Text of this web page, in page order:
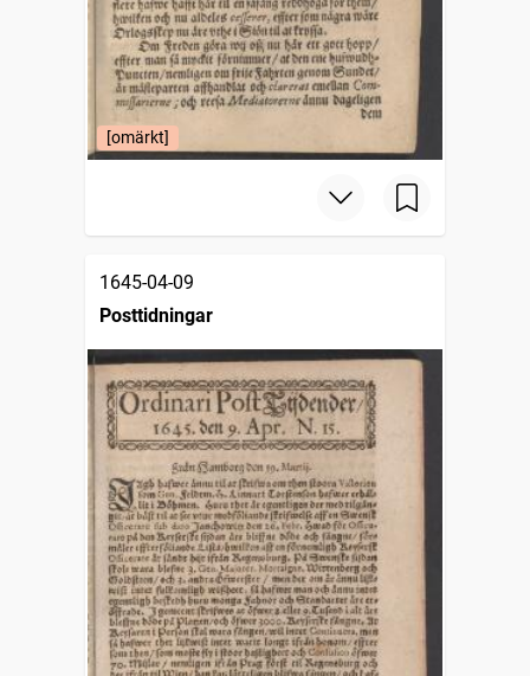
[omärkt]
1645-04-09
Posttidningar